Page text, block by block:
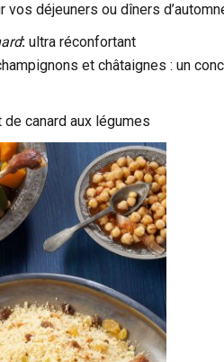
déjeuners ou dîners
: ultra réconfortant
et châtaignes : un
canard aux légumes